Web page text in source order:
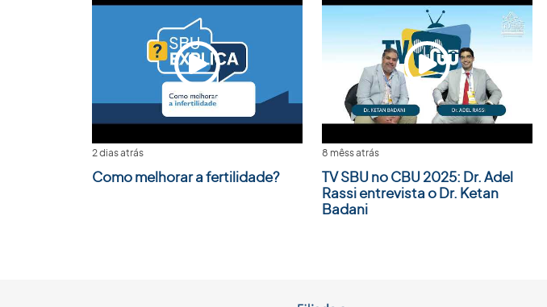
2 dias atrás
Como melhorar a fertilidade?
8 mêss atrás
TV SBU no CBU 2025: Dr. Adel
Rassi entrevista o Dr. Ketan
Badani